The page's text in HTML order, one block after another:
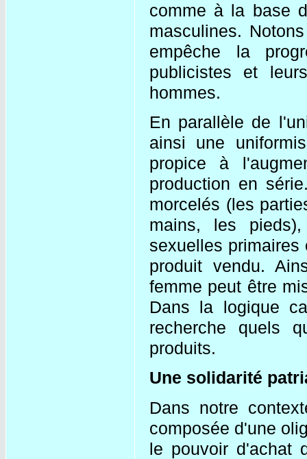
comme à la base
masculines.
empêche la
publicistes et
hommes.
En parallèle de
ainsi une
propice à
production en
morcelés (les
mains, les
sexuelles
produit vendu.
femme peut être
Dans la logique
recherche quels
produits.
Une solidarité
Dans notre
composée d'une
le pouvoir d'achat